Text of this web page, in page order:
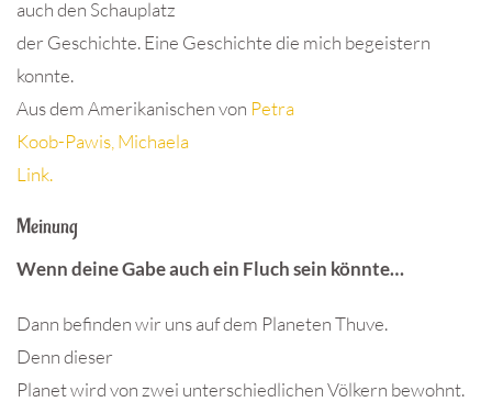
auch den Schauplatz
der Geschichte. Eine Geschichte die mich begeistern
konnte.
Aus dem Amerikanischen von Petra
Koob-Pawis, Michaela
Link.
Meinung
Wenn deine Gabe auch ein Fluch sein könnte…
Dann befinden wir uns auf dem Planeten Thuve.
Denn dieser
Planet wird von zwei unterschiedlichen Völkern bewohnt.